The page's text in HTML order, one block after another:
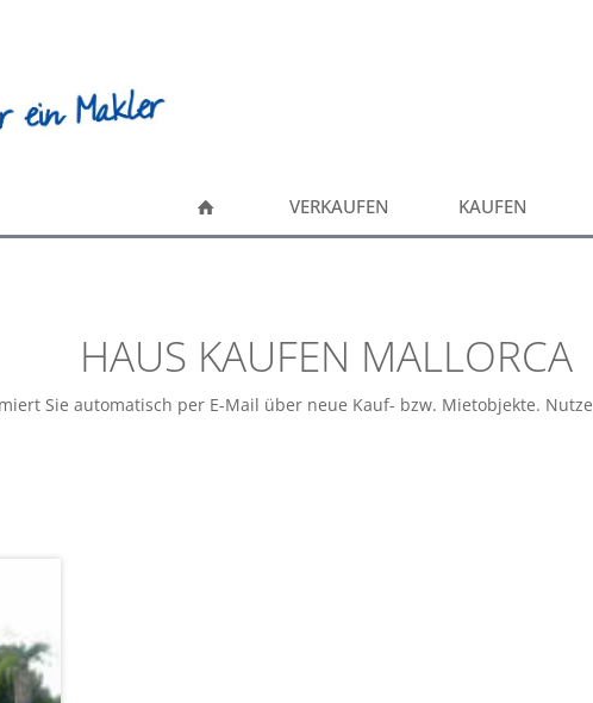
VERKAUFEN KAUFEN
HAUS KAUFEN MALLORCA
Sie automatisch per E-Mail über neue Kauf- bzw. Mietobjekte.